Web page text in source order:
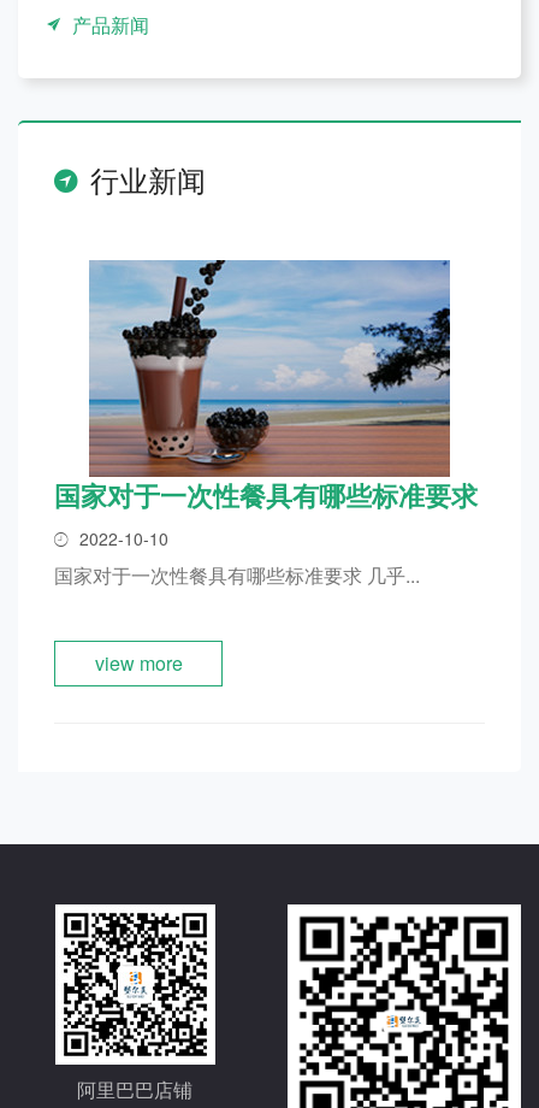
产品新闻
行业新闻
国家对于一次性餐具有哪些标准要求
2022-10-10
国家对于一次性餐具有哪些标准要求 几乎...
view more
阿里巴巴店铺